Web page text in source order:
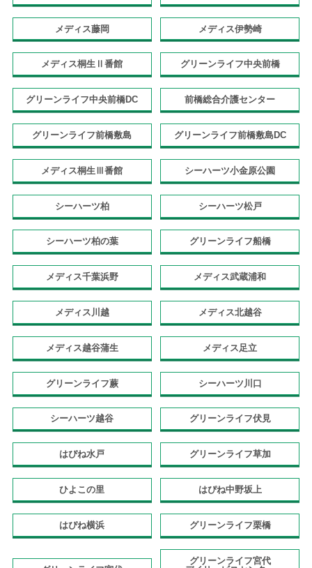
メディス藤岡 メディス伊勢崎
メディス桐生Ⅱ番館 グリーンライフ中央前橋
グリーンライフ中央前橋DC 前橋総合介護センター
グリーンライフ前橋敷島 グリーンライフ前橋敷島DC
メディス桐生Ⅲ番館 シーハーツ小金原公園
シーハーツ柏 シーハーツ松戸
シーハーツ柏の葉 グリーンライフ船橋
メディス千葉浜野 メディス武蔵浦和
メディス川越 メディス北越谷
メディス越谷蒲生 メディス足立
グリーンライフ蕨 シーハーツ川口
シーハーツ越谷 グリーンライフ伏見
はぴね水戸 グリーンライフ草加
ひよこの里 はぴね中野坂上
はぴね横浜 グリーンライフ栗橋
グリーンライフ宮代